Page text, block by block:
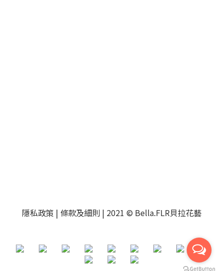
隱私政策 | 條款及細則 | 2021 © Bella.FLR貝拉花藝